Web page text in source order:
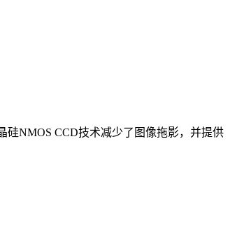
NMOS CCD技术减少了图像拖影，并提供